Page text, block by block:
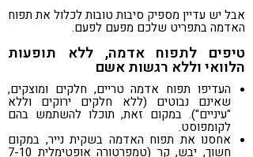
אבל יש עדיין מספיק סיבות טובות לכלול את תפוח
האדמה בתפריט שלכם מפעם לפעם.
טיפים לתפוח אדמה, ללא תופעות
הלוואי וללא רגשות אשם
העדיפו תפוח אדמה טריים, חלקים ומוצקים,
שאינם נבוטים (ללא חלקים ירוקים וללא
"עיניים"). במקום זאת, תוכלו להשתמש בהם
לקומפוסט.
אחסנו את תפוח האדמה בשקית נייר, במקום
חשוך, יבש, קר (טמפרטורה אופטימלית 7-10